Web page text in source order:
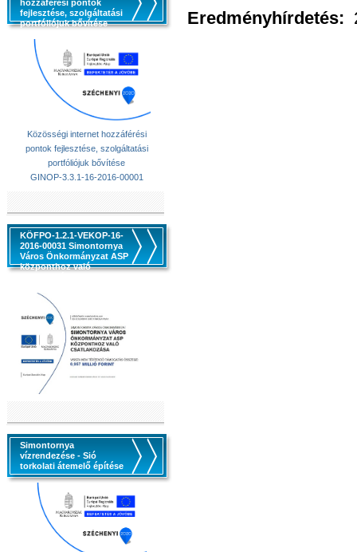
hozzáférési pontok
fejlesztése, szolgáltatási
portfóliójuk bővítése
Közösségi internet hozzáférési
pontok fejlesztése, szolgáltatási
portfóliójuk bővítése
GINOP-3.3.1-16-2016-00001
KÖFPO-1.2.1-VEKOP-16-
2016-00031 Simontornya
Város Önkormányzat ASP
központhoz való
Simontornya
vízrendezése - Sió
torkolati átemelő építése
Eredményhírdetés: